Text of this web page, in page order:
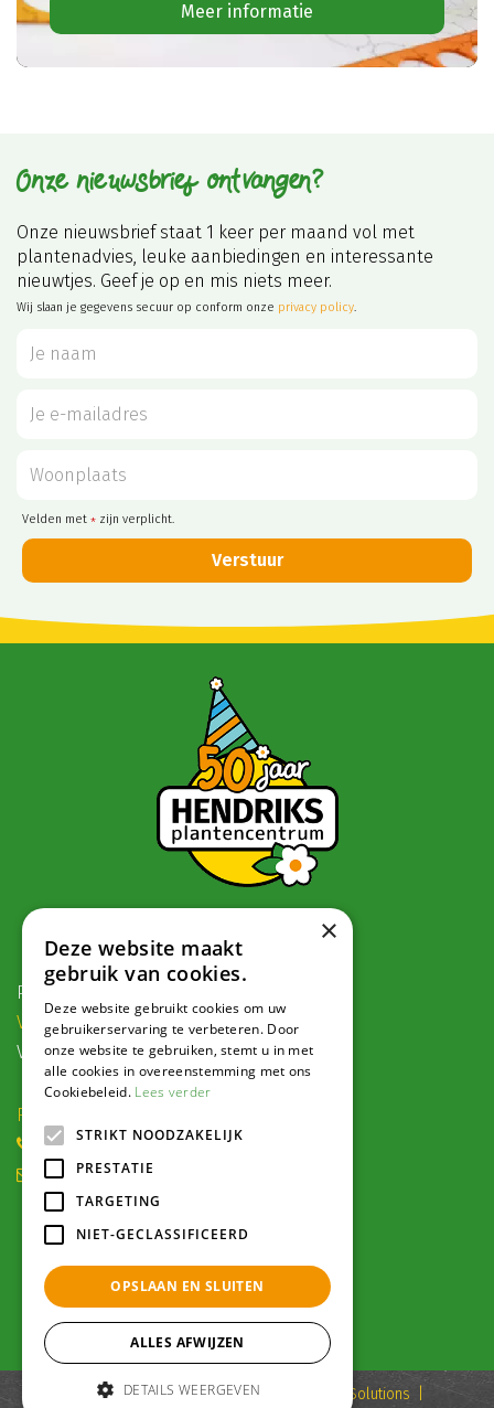
Meer informatie
Onze nieuwsbrief ontvangen?
Onze nieuwsbrief staat 1 keer per maand vol met
plantenadvies, leuke aanbiedingen en interessante
nieuwtjes. Geef je op en mis niets meer.
Wij slaan je gegevens secuur op conform onze privacy policy.
Velden met * zijn verplicht.
Postadres:
Veldweg 1, 5995 PG Kessel
Voor navigatie:
Roode Eggeweg 6b, Kessel
(0) 77 462 16 30
winkel@hendriksplantencentrum.nl
Openingstijden
Alle openingstijden >
© 2022 Hendriks Plantencentrum Green Solutions
×
Deze website maakt
gebruik van cookies.
Deze website gebruikt cookies om uw
gebruikerservaring te verbeteren. Door
onze website te gebruiken, stemt u in met
alle cookies in overeenstemming met ons
Cookiebeleid. Lees verder
STRIKT NOODZAKELIJK
PRESTATIE
TARGETING
NIET-GECLASSIFICEERD
OPSLAAN EN SLUITEN
ALLES AFWIJZEN
DETAILS WEERGEVEN